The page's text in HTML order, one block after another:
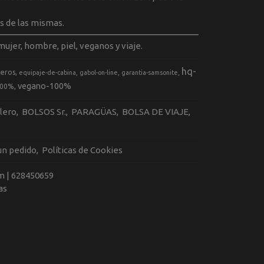
de las mismas.
hombre, piel, veganos y viaje.
equipaje-de-cabina gabol-on-line garantia-samsonite
hq-
vegano-100%
BOLSOS Sr. PARAGÜAS
BOLSA DE VIAJE
pedido Políticas de Cookies
| 628450659